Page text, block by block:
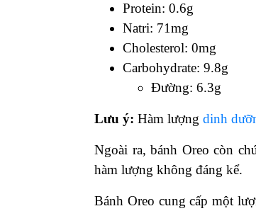
Protein: 0.6g
Natri: 71mg
Cholesterol: 0mg
Carbohydrate: 9.8g
Đường: 6.3g
Lưu ý: Hàm lượng dinh
Ngoài ra, bánh Oreo còn
hàm lượng không đáng kể.
Bánh Oreo cung cấp một